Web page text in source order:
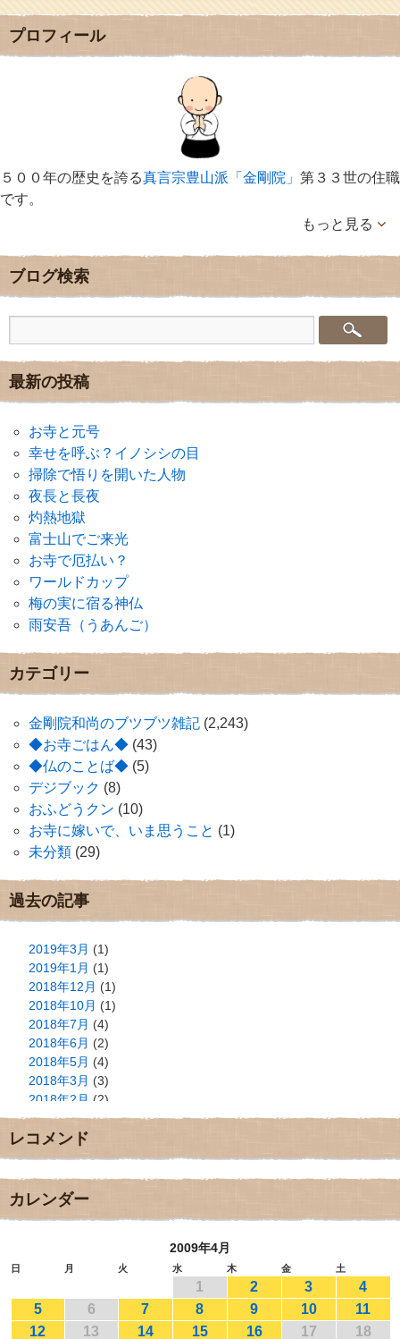
プロフィール
５００年の歴史を誇る真言宗豊山派「金剛院」 第３３世の住職
です。
もっと見る
ブログ検索
最新の投稿
お寺と元号
幸せを呼ぶ？イノシシの目
掃除で悟りを開いた人物
夜長と長夜
灼熱地獄
富士山でご来光
お寺で厄払い？
ワールドカップ
梅の実に宿る神仏
雨安吾（うあんご）
カテゴリー
金剛院和尚のブツブツ雑記 (2,243)
◆お寺ごはん◆ (43)
◆仏のことば◆ (5)
デジブック (8)
おふどうクン (10)
お寺に嫁いで、いま思うこと (1)
未分類 (29)
過去の記事
2019年3月 (1)
2019年1月 (1)
2018年12月 (1)
2018年10月 (1)
2018年7月 (4)
2018年6月 (2)
2018年5月 (4)
2018年3月 (3)
2018年2月 (2)
2018年1月(2)
2017年12月
2017年11月(3)
2017年9月
2017年8月
2017年5月
2017年3月(1)
2017年2月(1)
レコメンド
カレンダー
2009年4月
日 月 火 水 木 金 土
1 2 3
4
5
6 7 8 9 10
11
12
13 14 15 16 17 18